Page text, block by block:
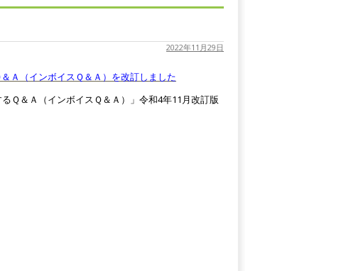
2022年11月29日
Ａ（インボイスＱ＆Ａ）を改訂しました
Ｑ＆Ａ（インボイスＱ＆Ａ）」令和4年11月改訂版